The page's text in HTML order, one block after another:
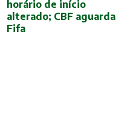
horário de início
alterado; CBF aguarda
Fifa